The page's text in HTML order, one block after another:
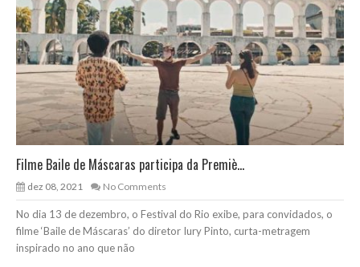
Filme Baile de Máscaras participa da Premiè...
dez 08, 2021 No Comments
No dia 13 de dezembro, o Festival do Rio exibe, para convidados, o
filme ‘Baile de Máscaras’ do diretor Iury Pinto, curta-metragem
inspirado no ano que não